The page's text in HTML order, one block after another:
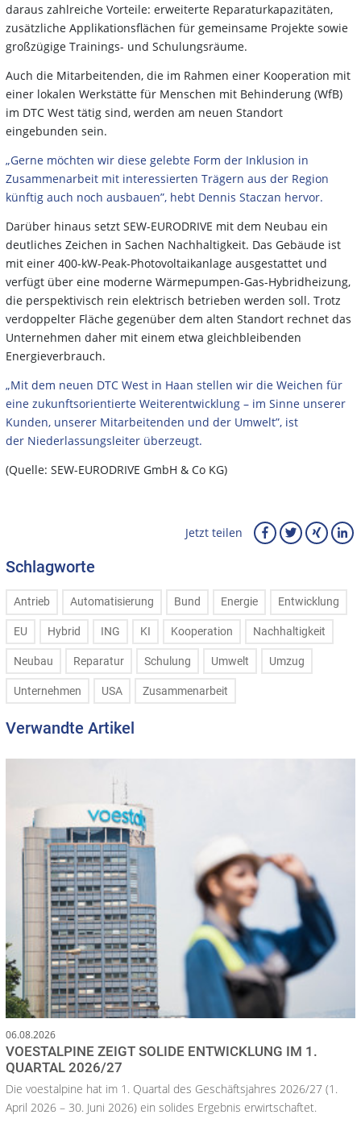
daraus zahlreiche Vorteile: erweiterte Reparaturkapazitäten,
zusätzliche Applikationsflächen für gemeinsame Projekte sowie
großzügige Trainings- und Schulungsräume.
Auch die Mitarbeitenden, die im Rahmen einer Kooperation mit
einer lokalen Werkstätte für Menschen mit Behinderung (WfB)
im DTC West tätig sind, werden am neuen Standort
eingebunden sein.
„Gerne möchten wir diese gelebte Form der Inklusion in
Zusammenarbeit mit interessierten Trägern aus der Region
künftig auch noch ausbauen”, hebt Dennis Staczan hervor.
Darüber hinaus setzt SEW-EURODRIVE mit dem Neubau ein
deutliches Zeichen in Sachen Nachhaltigkeit. Das Gebäude ist
mit einer 400-kW-Peak-Photovoltaikanlage ausgestattet und
verfügt über eine moderne Wärmepumpen-Gas-Hybridheizung,
die perspektivisch rein elektrisch betrieben werden soll. Trotz
verdoppelter Fläche gegenüber dem alten Standort rechnet das
Unternehmen daher mit einem etwa gleichbleibenden
Energieverbrauch.
„Mit dem neuen DTC West in Haan stellen wir die Weichen für
eine zukunftsorientierte Weiterentwicklung – im Sinne unserer
Kunden, unserer Mitarbeitenden und der Umwelt”, ist
der Niederlassungsleiter überzeugt.
(Quelle: SEW-EURODRIVE GmbH & Co KG)
Jetzt teilen
Schlagworte
Antrieb Automatisierung Bund Energie Entwicklung
EU Hybrid ING KI Kooperation Nachhaltigkeit
Neubau Reparatur Schulung Umwelt Umzug
Unternehmen USA Zusammenarbeit
Verwandte Artikel
06.08.2026
VOESTALPINE ZEIGT SOLIDE ENTWICKLUNG IM 1.
QUARTAL 2026/27
Die voestalpine hat im 1. Quartal des Geschäftsjahres 2026/27 (1.
April 2026 – 30. Juni 2026) ein solides Ergebnis erwirtschaftet.